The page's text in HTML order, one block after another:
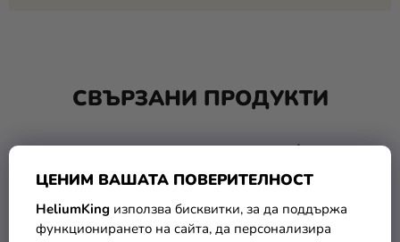
ЦЕНИМ ВАШАТА ПОВЕРИТЕЛНОСТ
HeliumKing използва бисквитки, за да поддържа
функционирането на сайта, да персонализира
СВЪРЗАНИ ПРОДУКТИ